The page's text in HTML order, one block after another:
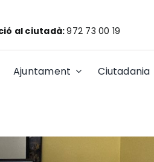
al ciutadà:972 73 00 19
Ajuntament Ciutadania